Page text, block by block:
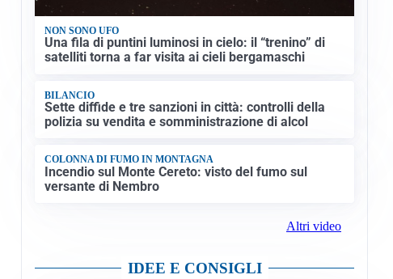
NON SONO UFO
Una fila di puntini luminosi in cielo: il “trenino” di
satelliti torna a far visita ai cieli bergamaschi
BILANCIO
Sette diffide e tre sanzioni in città: controlli della
polizia su vendita e somministrazione di alcol
COLONNA DI FUMO IN MONTAGNA
Incendio sul Monte Cereto: visto del fumo sul
versante di Nembro
Altri video
IDEE E CONSIGLI